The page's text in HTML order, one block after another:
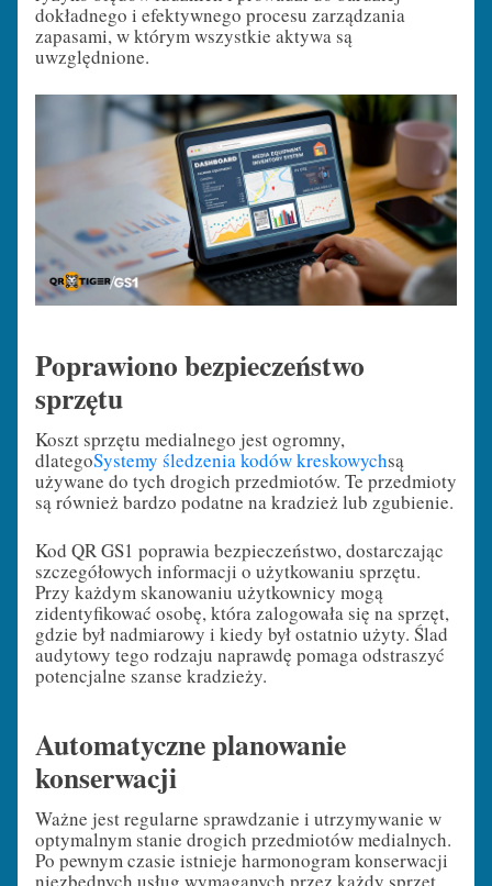
dokładnego i efektywnego procesu zarządzania
zapasami, w którym wszystkie aktywa są
uwzględnione.
Poprawiono bezpieczeństwo
sprzętu
Koszt sprzętu medialnego jest ogromny,
dlategoSystemy śledzenia kodów kreskowychsą
używane do tych drogich przedmiotów. Te przedmioty
są również bardzo podatne na kradzież lub zgubienie.
Kod QR GS1 poprawia bezpieczeństwo, dostarczając
szczegółowych informacji o użytkowaniu sprzętu.
Przy każdym skanowaniu użytkownicy mogą
zidentyfikować osobę, która zalogowała się na sprzęt,
gdzie był nadmiarowy i kiedy był ostatnio użyty. Ślad
audytowy tego rodzaju naprawdę pomaga odstraszyć
potencjalne szanse kradzieży.
Automatyczne planowanie
konserwacji
Ważne jest regularne sprawdzanie i utrzymywanie w
optymalnym stanie drogich przedmiotów medialnych.
Po pewnym czasie istnieje harmonogram konserwacji